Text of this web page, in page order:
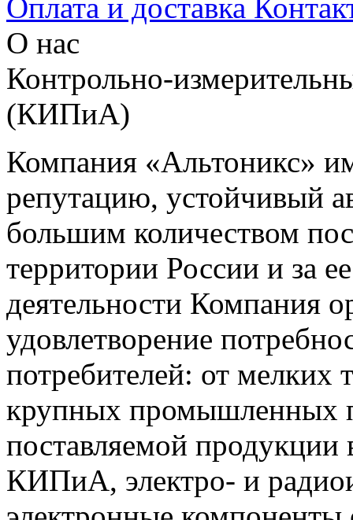
Оплата и доставка
О нас
Контрольно-
(КИПиА)
Компания «Альтоникс»
репутацию, устойчивый
большим количеством
территории России и за
деятельности Компания
удовлетворение
потребителей: от мелких
крупных промышленных
поставляемой продукции
КИПиА, электро- и